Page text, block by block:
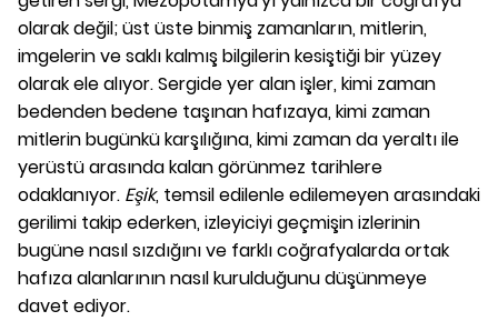
olarak değil; üst üste binmiş zamanların, mitlerin,
imgelerin ve saklı kalmış bilgilerin kesiştiği bir yüzey
olarak ele alıyor. Sergide yer alan işler, kimi zaman
bedenden bedene taşınan hafızaya, kimi zaman
mitlerin bugünkü karşılığına, kimi zaman da yeraltı ile
yerüstü arasında kalan görünmez tarihlere
odaklanıyor. Eşik, temsil edilenle edilemeyen arasındaki
gerilimi takip ederken, izleyiciyi geçmişin izlerinin
bugüne nasıl sızdığını ve farklı coğrafyalarda ortak
hafıza alanlarının nasıl kurulduğunu düşünmeye
davet ediyor.